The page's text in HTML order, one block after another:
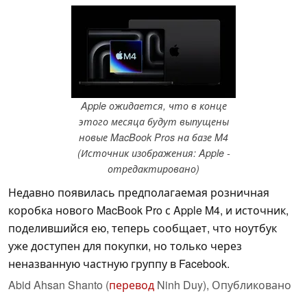
Apple ожидается, что в конце
этого месяца будут выпущены
новые MacBook Pros на базе M4
(Источник изображения: Apple -
отредактировано)
Недавно появилась предполагаемая розничная
коробка нового MacBook Pro с Apple M4, и источник,
поделившийся ею, теперь сообщает, что ноутбук
уже доступен для покупки, но только через
неназванную частную группу в Facebook.
Abid Ahsan Shanto (перевод Ninh Duy), Опубликовано